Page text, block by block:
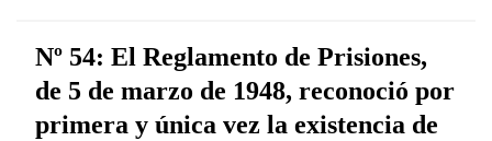
Nº 54: El Reglamento de Prisiones,
de 5 de marzo de 1948, reconoció por
primera y única vez la existencia de